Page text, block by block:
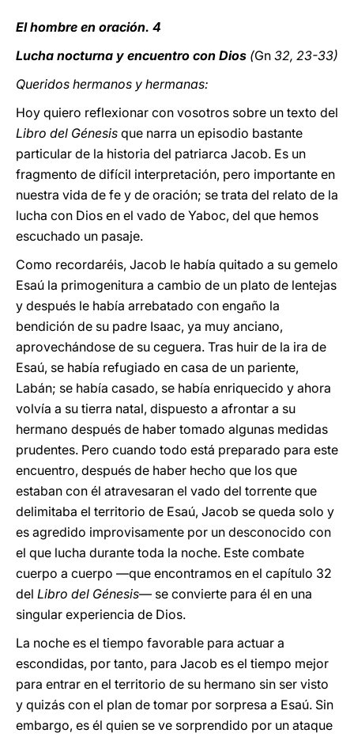
El hombre en oración. 4
Lucha nocturna y encuentro con Dios (Gn 32, 23-33)
Queridos hermanos y hermanas:
Hoy quiero reflexionar con vosotros sobre un texto del
Libro del Génesis que narra un episodio bastante
particular de la historia del patriarca Jacob. Es un
fragmento de difícil interpretación, pero importante en
nuestra vida de fe y de oración; se trata del relato de la
lucha con Dios en el vado de Yaboc, del que hemos
escuchado un pasaje.
Como recordaréis, Jacob le había quitado a su gemelo
Esaú la primogenitura a cambio de un plato de lentejas
y después le había arrebatado con engaño la
bendición de su padre Isaac, ya muy anciano,
aprovechándose de su ceguera. Tras huir de la ira de
Esaú, se había refugiado en casa de un pariente,
Labán; se había casado, se había enriquecido y ahora
volvía a su tierra natal, dispuesto a afrontar a su
hermano después de haber tomado algunas medidas
prudentes. Pero cuando todo está preparado para este
encuentro, después de haber hecho que los que
estaban con él atravesaran el vado del torrente que
delimitaba el territorio de Esaú, Jacob se queda solo y
es agredido improvisamente por un desconocido con
el que lucha durante toda la noche. Este combate
cuerpo a cuerpo —que encontramos en el capítulo 32
del Libro del Génesis— se convierte para él en una
singular experiencia de Dios.
La noche es el tiempo favorable para actuar a
escondidas, por tanto, para Jacob es el tiempo mejor
para entrar en el territorio de su hermano sin ser visto
y quizás con el plan de tomar por sorpresa a Esaú. Sin
embargo, es él quien se ve sorprendido por un ataque